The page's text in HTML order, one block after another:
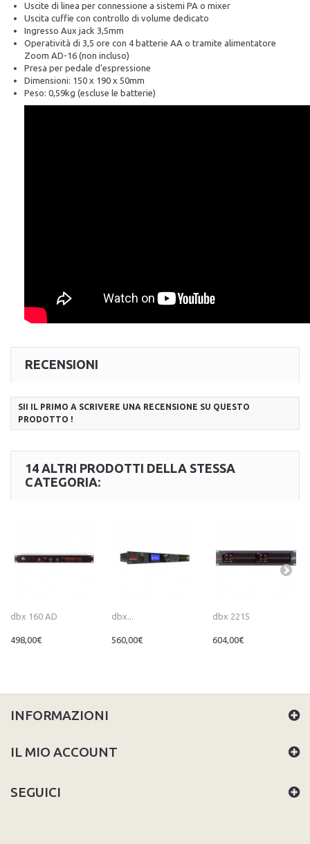
Uscite di linea per connessione a sistemi PA o mixer
Uscita cuffie con controllo di volume dedicato
Ingresso Aux jack 3,5mm
Operatività di 3,5 ore con 4 batterie AA o tramite alimentatore
Zoom AD-16 (non incluso)
Presa per pedale d'espressione
Dimensioni: 150 x 190 x 50mm
Peso: 0,59kg (escluse le batterie)
RECENSIONI
SII IL PRIMO A SCRIVERE UNA RECENSIONE SU QUESTO
PRODOTTO !
14 ALTRI PRODOTTI DELLA STESSA
CATEGORIA:
dbx 160 AD
498,00€
dbx...
560,00€
dbx 2215
604,00€
INFORMAZIONI
IL MIO ACCOUNT
SEGUICI